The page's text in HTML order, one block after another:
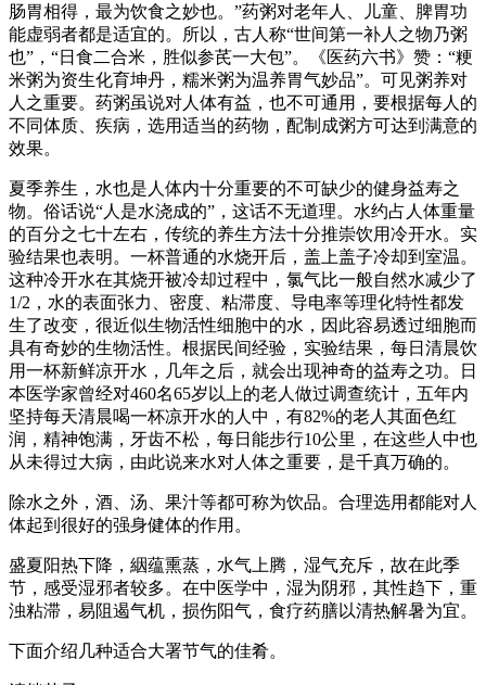
肠胃相得，最为饮食之妙也。”药粥对老年人、儿童、脾胃功
能虚弱者都是适宜的。所以，古人称“世间第一补人之物乃粥
也”，“日食二合米，胜似参芪一大包”。《医药六书》赞：“粳
米粥为资生化育坤丹，糯米粥为温养胃气妙品”。可见粥养对
人之重要。药粥虽说对人体有益，也不可通用，要根据每人的
不同体质、疾病，选用适当的药物，配制成粥方可达到满意的
效果。
夏季养生，水也是人体内十分重要的不可缺少的健身益寿之
物。俗话说“人是水浇成的”，这话不无道理。水约占人体重量
的百分之七十左右，传统的养生方法十分推崇饮用冷开水。实
验结果也表明。一杯普通的水烧开后，盖上盖子冷却到室温。
这种冷开水在其烧开被冷却过程中，氯气比一般自然水减少了
1/2，水的表面张力、密度、粘滞度、导电率等理化特性都发
生了改变，很近似生物活性细胞中的水，因此容易透过细胞而
具有奇妙的生物活性。根据民间经验，实验结果，每日清晨饮
用一杯新鲜凉开水，几年之后，就会出现神奇的益寿之功。日
本医学家曾经对460名65岁以上的老人做过调查统计，五年内
坚持每天清晨喝一杯凉开水的人中，有82%的老人其面色红
润，精神饱满，牙齿不松，每日能步行10公里，在这些人中也
从未得过大病，由此说来水对人体之重要，是千真万确的。
除水之外，酒、汤、果汁等都可称为饮品。合理选用都能对人
体起到很好的强身健体的作用。
盛夏阳热下降，絪蕴熏蒸，水气上腾，湿气充斥，故在此季
节，感受湿邪者较多。在中医学中，湿为阴邪，其性趋下，重
浊粘滞，易阻遏气机，损伤阳气，食疗药膳以清热解暑为宜。
下面介绍几种适合大署节气的佳肴。